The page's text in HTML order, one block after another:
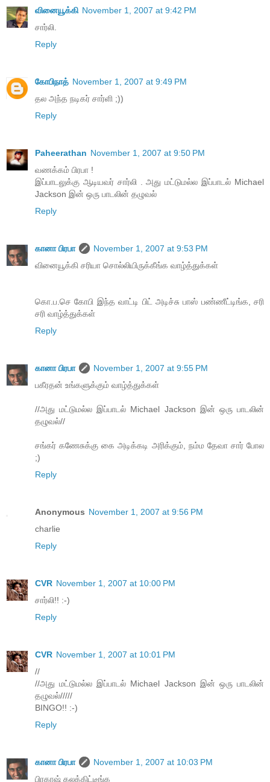
வினையூக்கி November 1, 2007 at 9:42 PM
சார்லி.
Reply
கோபிநாத் November 1, 2007 at 9:49 PM
தல அந்த நடிகர் சார்ளி ;))
Reply
Paheerathan November 1, 2007 at 9:50 PM
வணக்கம் பிரபா !
இப்பாடலுக்கு ஆடியவர் சார்லி . அது மட்டுமல்ல இப்பாடல் Michael
Jackson இன் ஒரு பாடலின் தழுவல்
Reply
கானா பிரபா
November 1, 2007 at 9:53 PM
வினையூக்கி சரியா சொல்லியிருக்கீங்க வாழ்த்துக்கள்
கொ.ப.செ கோபி இந்த வாட்டி பிட் அடிச்சு பாஸ் பண்ணீட்டிங்க, சரி
சரி வாழ்த்துக்கள்
Reply
கானா பிரபா
November 1, 2007 at 9:55 PM
பகீரதன் உங்களுக்கும் வாழ்த்துக்கள்
//அது மட்டுமல்ல இப்பாடல் Michael Jackson இன் ஒரு பாடலின்
தழுவல்//
சங்கர் கணேசுக்கு கை அடிக்கடி அரிக்கும், நம்ம தேவா சார் போல
;)
Reply
Anonymous November 1, 2007 at 9:56 PM
charlie
Reply
CVR November 1, 2007 at 10:00 PM
சார்லி!! :-)
Reply
CVR November 1, 2007 at 10:01 PM
//
//அது மட்டுமல்ல இப்பாடல் Michael Jackson இன் ஒரு பாடலின்
தழுவல்/////
BINGO!! :-)
Reply
கானா பிரபா
November 1, 2007 at 10:03 PM
பிரகாஷ் கலக்கிட்டீங்க